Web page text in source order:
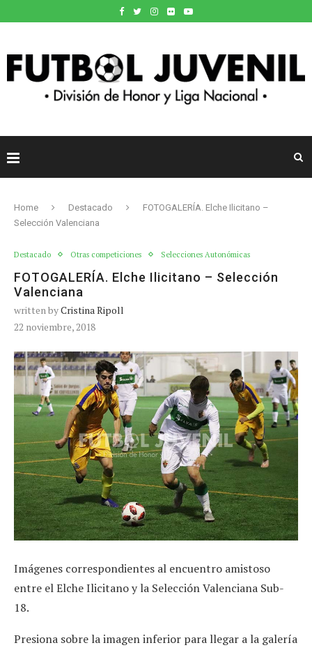
Home Destacado
FOTOGALERÍA. Elche Ilicitano –
Selección Valenciana
Destacado Otras competiciones Selecciones Autonómicas
FOTOGALERÍA. Elche Ilicitano – Selección
Valenciana
written byCristina Ripoll
22 noviembre, 2018
Imágenes correspondientes al encuentro amistoso
entre el Elche Ilicitano y la Selección Valenciana Sub-
18.
Presiona sobre la imagen inferior para llegar a la galería